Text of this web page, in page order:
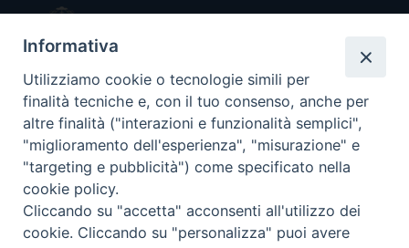
IL VESCOVO MONS. ORAZIO FRANCESCO
PIAZZA
VIDEOGALLERY
ORARI S. MESSE
MODULISTICA
Informativa
Utilizziamo cookie o tecnologie simili per
finalità tecniche e, con il tuo consenso, anche per
altre finalità ("interazioni e funzionalità semplici",
"miglioramento dell'esperienza", "misurazione" e
"targeting e pubblicità") come specificato nella
cookie policy.
Cliccando su "accetta" acconsenti all'utilizzo dei
cookie. Cliccando su "personalizza" puoi avere